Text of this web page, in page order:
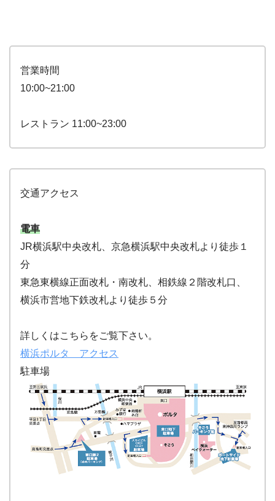
営業時間
10:00~21:00
レストラン 11:00~23:00
交通アクセス
電車
JR横浜駅中央改札、京急横浜駅中央改札より徒歩１
分
東急東横線正面改札・南改札、相鉄線２階改札口、
横浜市営地下鉄改札より徒歩５分
詳しくはこちらをご覧下さい。
横浜ポルタ アクセス
駐車場